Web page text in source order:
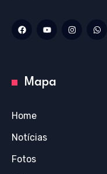
Mapa
Home
Notícias
Fotos